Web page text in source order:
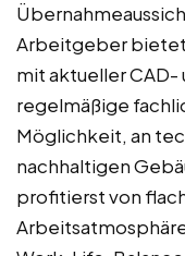
Arbeitgeber
mit aktueller
regelmäßige
Möglichkeit, an
nachhaltigen
profitierst von